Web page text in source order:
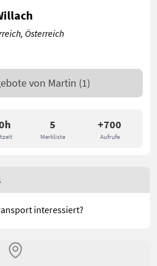
5
Merkliste
+700
Aufrufe
Österreich
von Martin (1)
interessiert?